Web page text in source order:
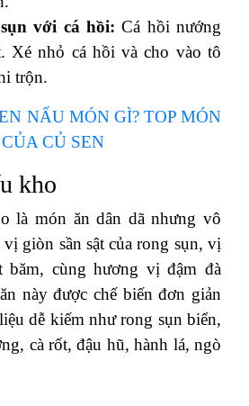
với cá hồi: Cá hồi nướng
Xé nhỏ cá hồi và cho vào tô
trộn.
NẤU MÓN GÌ? TOP MÓN
CỦ SEN
kho
là món ăn dân dã nhưng vô
giòn sần sật của rong sụn, vị
băm, cùng hương vị đậm đà
này được chế biến đơn giản
dễ kiếm như rong sụn biển,
cà rốt, đậu hũ, hành lá, ngò